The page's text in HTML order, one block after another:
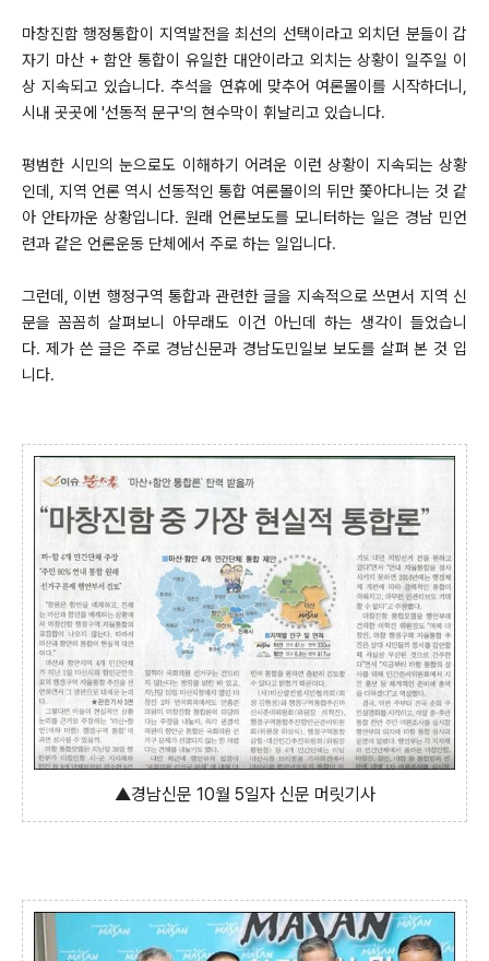
마창진함 행정통합이 지역발전을 최선의 선택이라고 외치던 분들이 갑
자기 마산 + 함안 통합이 유일한 대안이라고 외치는 상황이 일주일 이
상 지속되고 있습니다. 추석을 연휴에 맞추어 여론몰이를 시작하더니,
시내 곳곳에 '선동적 문구'의 현수막이 휘날리고 있습니다.
평범한 시민의 눈으로도 이해하기 어려운 이런 상황이 지속되는 상황
인데, 지역 언론 역시 선동적인 통합 여론몰이의 뒤만 쫓아다니는 것 같
아 안타까운 상황입니다. 원래 언론보도를 모니터하는 일은 경남 민언
련과 같은 언론운동 단체에서 주로 하는 일입니다.
그런데, 이번 행정구역 통합과 관련한 글을 지속적으로 쓰면서 지역 신
문을 꼼꼼히 살펴보니 아무래도 이건 아닌데 하는 생각이 들었습니
다. 제가 쓴 글은 주로 경남신문과 경남도민일보 보도를 살펴 본 것 입
니다.
▲경남신문 10월 5일자 신문 머릿기사